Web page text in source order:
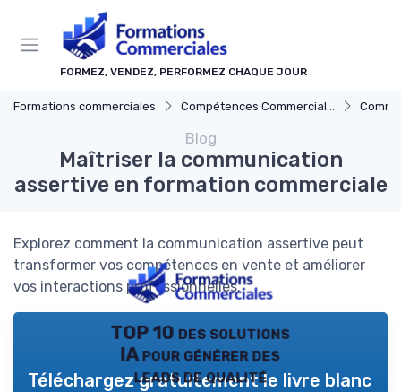
FORMEZ, VENDEZ, PERFORMEZ CHAQUE JOUR
Formations commerciales Compétences Commerciales Clés
Blog
Maîtriser la communication
assertive en formation commerciale
Explorez comment la communication assertive peut
transformer vos compétences en vente et améliorer
vos interactions professionnelles.
TOP 10 des solutions
IA pour générer des
leads de qualité
Téléchargez gratuitement le livre blanc
Panneau de gestion des cookies